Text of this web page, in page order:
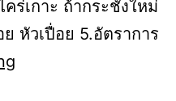
ร่เกาะ ถ้ากระชังใหม่
หัวเปื่อย 5.อัตราการ